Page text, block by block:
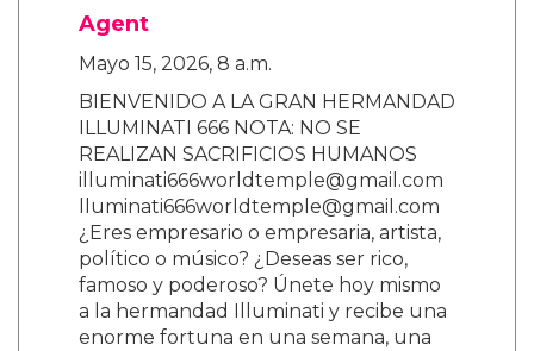
Agent
Mayo 15, 2026, 8 a.m.
BIENVENIDO A LA GRAN HERMANDAD
ILLUMINATI 666 NOTA: NO SE
REALIZAN SACRIFICIOS HUMANOS
illuminati666worldtemple@gmail.com
lluminati666worldtemple@gmail.com
¿Eres empresario o empresaria, artista,
político o músico? ¿Deseas ser rico,
famoso y poderoso? Únete hoy mismo
a la hermandad Illuminati y recibe una
enorme fortuna en una semana, una